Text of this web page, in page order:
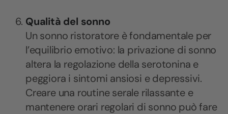
Qualità del sonno
Un sonno ristoratore è fondamentale per
l’equilibrio emotivo: la privazione di sonno
altera la regolazione della serotonina e
peggiora i sintomi ansiosi e depressivi.
Creare una routine serale rilassante e
mantenere orari regolari di sonno può fare